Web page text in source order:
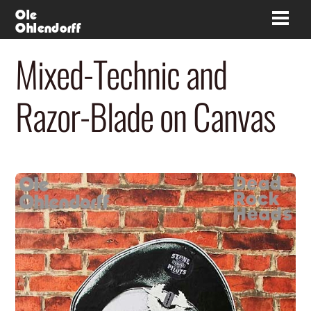
SkipOle
Ohlendorff
Mixed-Technic and
Razor-Blade on Canvas